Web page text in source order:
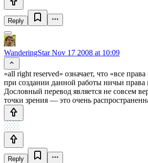
Reply
WanderingStarNov 17 2008 at 10:09
«all right reserved» означает, что «все
при создании данной работы ничьи
Дословный перевод является не совсем
точки зрения — это очень
Reply